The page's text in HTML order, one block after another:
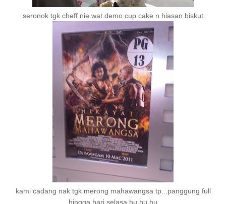
seronok tgk cheff nie wat demo cup cake n hiasan biskut
kami cadang nak tgk merong mahawangsa tp...panggung full
hingga hari selasa hu hu hu